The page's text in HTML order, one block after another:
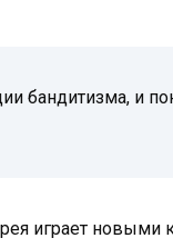
бандитизма, и
играет новыми